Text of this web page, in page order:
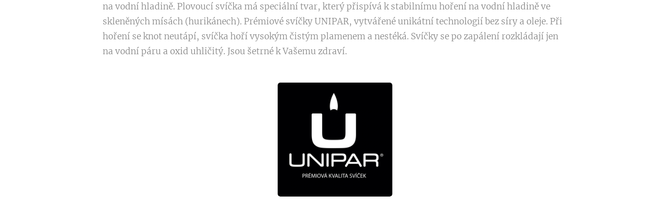
na vodní hladině. Plovoucí svíčka má speciální tvar, který přispívá k stabilnímu hoření na vodní hladině ve
skleněných mísách (hurikánech). Prémiové svíčky UNIPAR, vytvářené unikátní technologií bez síry a oleje. Při
hoření se knot neutápí, svíčka hoří vysokým čistým plamenem a nestéká. Svíčky se po zapálení rozkládají jen
na vodní páru a oxid uhličitý. Jsou šetrné k Vašemu zdraví.